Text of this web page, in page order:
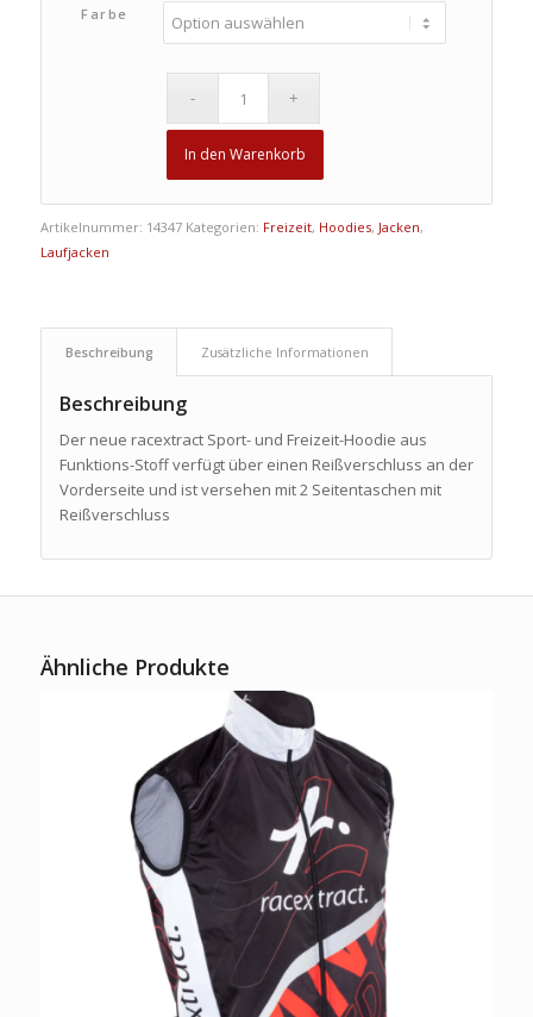
Farbe
In den Warenkorb
Artikelnummer: 14347 Kategorien: Freizeit, Hoodies, Jacken,
Laufjacken
Beschreibung Zusätzliche Informationen
Beschreibung
Der neue racextract Sport- und Freizeit-Hoodie aus
Funktions-Stoff verfügt über einen Reißverschluss an der
Vorderseite und ist versehen mit 2 Seitentaschen mit
Reißverschluss
Ähnliche Produkte